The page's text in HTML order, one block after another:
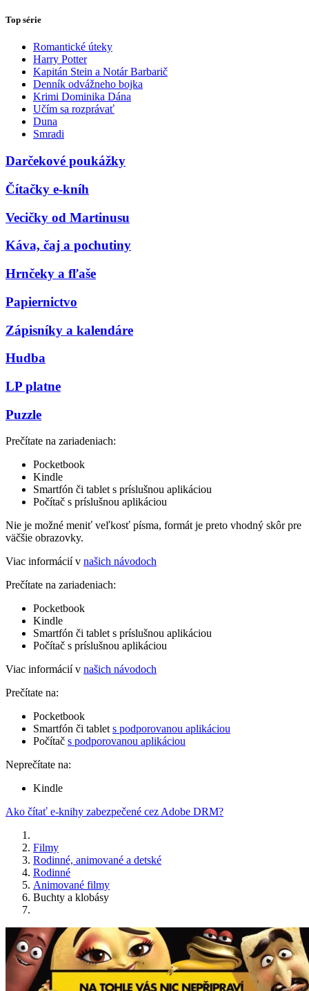
Top série
Romantické úteky
Harry Potter
Kapitán Stein a Notár Barbarič
Denník odvážneho bojka
Krimi Dominika Dána
Učím sa rozprávať
Duna
Smradi
Darčekové poukážky
Čítačky e-kníh
Vecičky od Martinusu
Káva, čaj a pochutiny
Hrnčeky a fľaše
Papiernictvo
Zápisníky a kalendáre
Hudba
LP platne
Puzzle
Prečítate na zariadeniach:
Pocketbook
Kindle
Smartfón či tablet s príslušnou aplikáciou
Počítač s príslušnou aplikáciou
Nie je možné meniť veľkosť písma, formát je preto vhodný skôr pre
väčšie obrazovky.
Viac informácií v našich návodoch
Prečítate na zariadeniach:
Pocketbook
Kindle
Smartfón či tablet s príslušnou aplikáciou
Počítač s príslušnou aplikáciou
Viac informácií v našich návodoch
Prečítate na:
Pocketbook
Smartfón či tablet s podporovanou aplikáciou
Počítač s podporovanou aplikáciou
Neprečítate na:
Kindle
Ako čítať e-knihy zabezpečené cez Adobe DRM?
Filmy
Rodinné, animované a detské
Rodinné
Animované filmy
Buchty a klobásy